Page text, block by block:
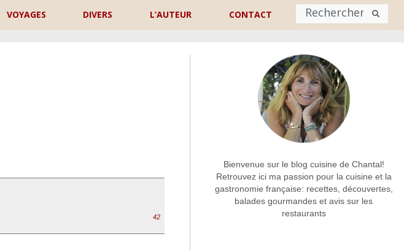
VOYAGES DIVERS L’AUTEUR CONTACT
Nom
Commentaire ou message *
42
Bienvenue sur le blog cuisine de Chantal!
Retrouvez ici ma passion pour la cuisine et la
gastronomie française: recettes, découvertes,
balades gourmandes et avis sur les
restaurants